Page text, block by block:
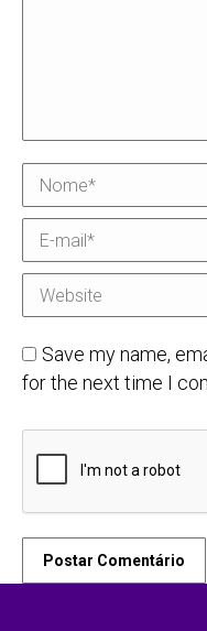
Nome *
E-mail *
Website
Save my name,
for the next time I
Postar Comentário